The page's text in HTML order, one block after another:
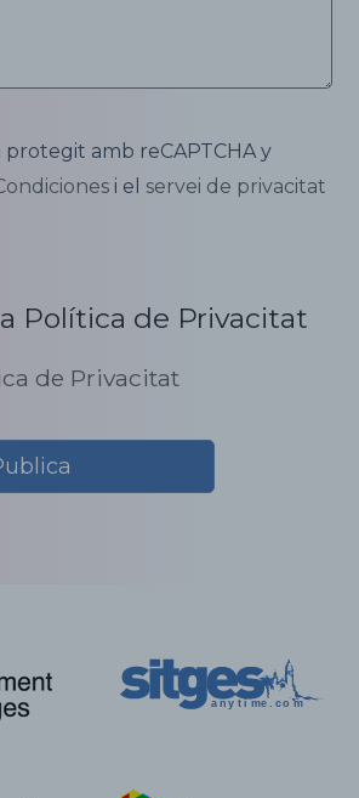
amb reCAPTCHA y
i el servei de privacitat
Política de Privacitat
de Privacitat